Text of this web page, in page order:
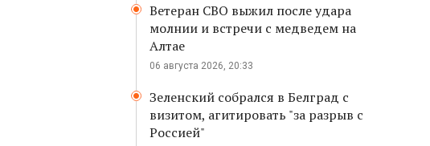
Ветеран СВО выжил после удара
молнии и встречи с медведем на
Алтае
06 августа 2026, 20:33
Зеленский собрался в Белград с
визитом, агитировать "за разрыв с
Россией"